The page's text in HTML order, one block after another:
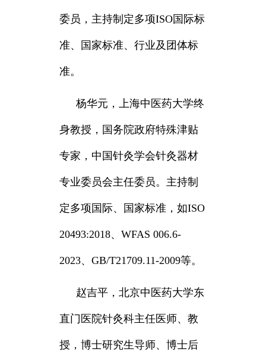
委员，主持制定多项ISO国际标
准、国家标准、行业及团体标
准。
杨华元， 上海中医药大学终
身教授，国务院政府特殊津贴
专家，中国针灸学会针灸器材
专业委员会主任委员。主持制
定多项国际、国家标准，如ISO
20493:2018、WFAS 006.6-
2023、GB/T21709.11-2009等。
赵吉平， 北京中医药大学东
直门医院针灸科主任医师、教
授，博士研究生导师、博士后